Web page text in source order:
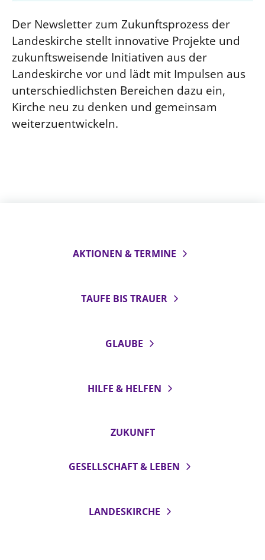
Der Newsletter zum Zukunftsprozess der
Landeskirche stellt innovative Projekte und
zukunftsweisende Initiativen aus der
Landeskirche vor und lädt mit Impulsen aus
unterschiedlichsten Bereichen dazu ein,
Kirche neu zu denken und gemeinsam
weiterzuentwickeln.
AKTIONEN & TERMINE
TAUFE BIS TRAUER
GLAUBE
HILFE & HELFEN
ZUKUNFT
GESELLSCHAFT & LEBEN
LANDESKIRCHE